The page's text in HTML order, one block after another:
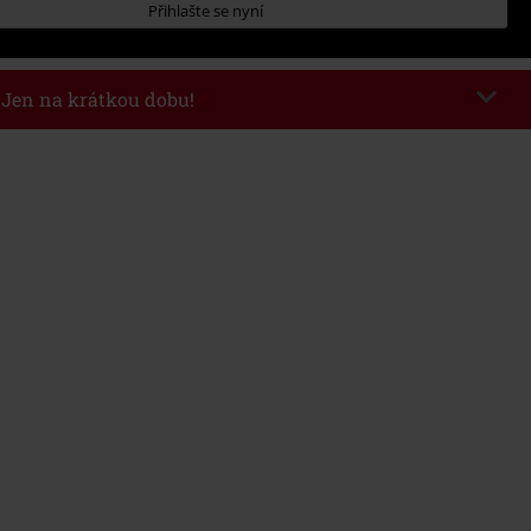
Přihlašte se nyní
Jen na krátkou dobu!